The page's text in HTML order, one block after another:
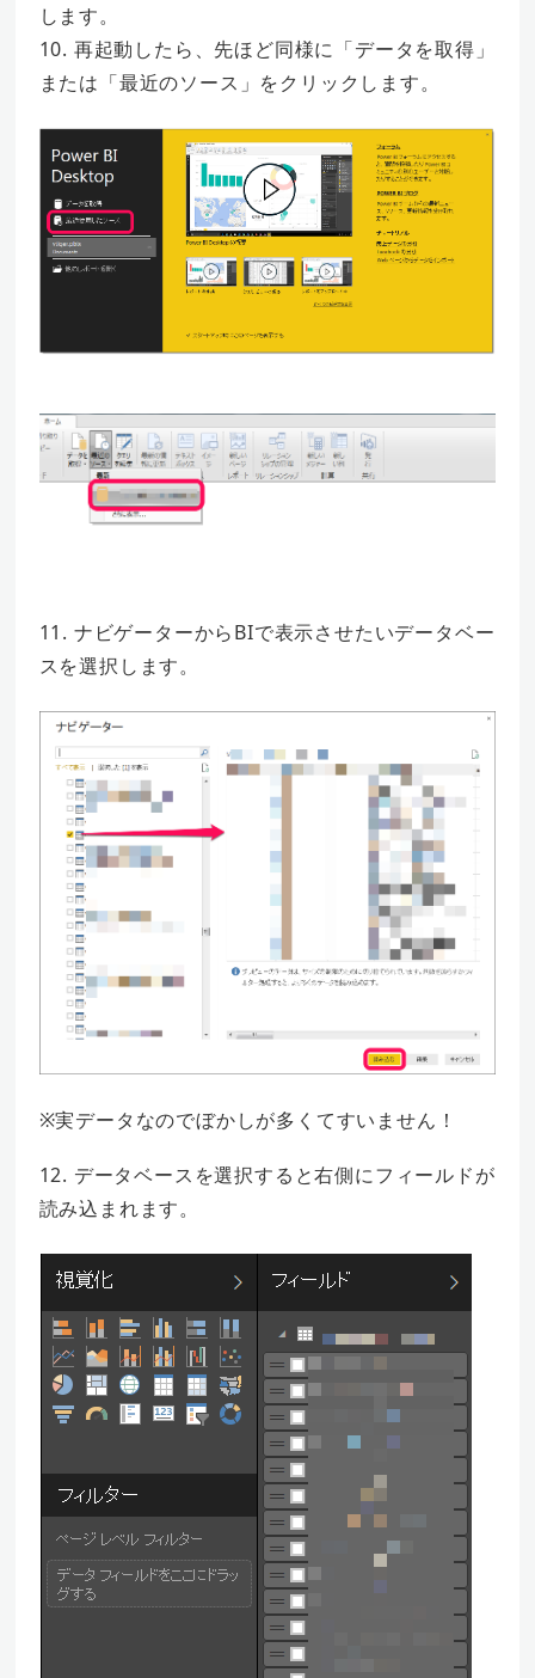
します。
10. 再起動したら、先ほど同様に「データを取得」
または「最近のソース」をクリックします。
11. ナビゲーターからBIで表示させたいデータベー
スを選択します。
※実データなのでぼかしが多くてすいません！
12. データベースを選択すると右側にフィールドが
読み込まれます。